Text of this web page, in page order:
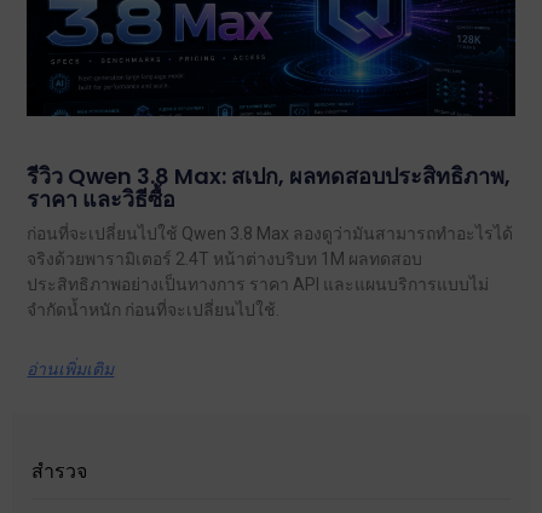
รีวิว Qwen 3.8 Max: สเปก, ผลทดสอบประสิทธิภาพ,
ราคา และวิธีซื้อ
ก่อนที่จะเปลี่ยนไปใช้ Qwen 3.8 Max ลองดูว่ามันสามารถทำอะไรได้
จริงด้วยพารามิเตอร์ 2.4T หน้าต่างบริบท 1M ผลทดสอบ
ประสิทธิภาพอย่างเป็นทางการ ราคา API และแผนบริการแบบไม่
จำกัดน้ำหนัก ก่อนที่จะเปลี่ยนไปใช้.
อ่านเพิ่มเติม
สำรวจ